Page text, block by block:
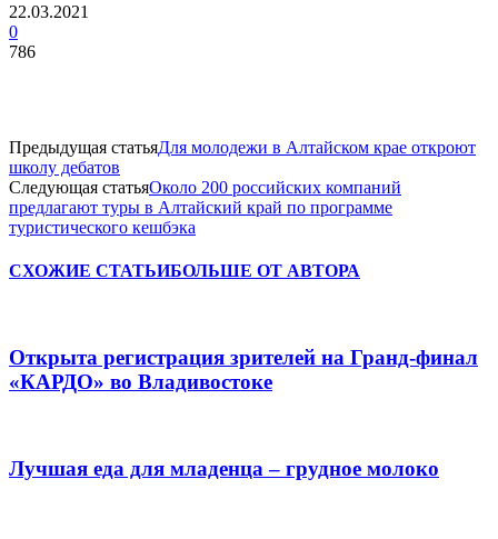
22.03.2021
0
786
Предыдущая статьяДля молодежи в Алтайском крае откроют
школу дебатов
Следующая статьяОколо 200 российских компаний
предлагают туры в Алтайский край по программе
туристического кешбэка
СХОЖИЕ СТАТЬИБОЛЬШЕ ОТ АВТОРА
Открыта регистрация зрителей на Гранд-финал
«КАРДО» во Владивостоке
Лучшая еда для младенца – грудное молоко